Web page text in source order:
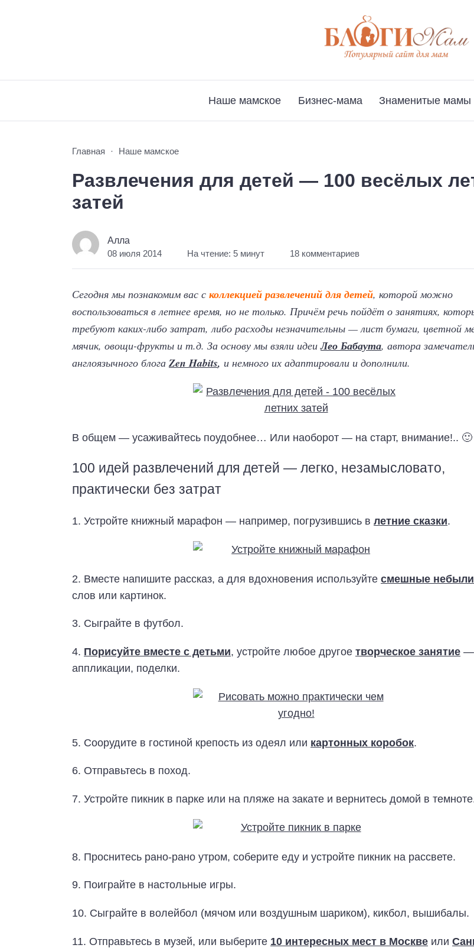
Наше мамское Бизнес-мама Знаменитые мамы
Главная Наше мамское
Развлечения для детей — 100 весёлых
затей
Алла
08 июля 2014 На чтение: 5 минут 18 комментариев
Сегодня мы познакомим вас с коллекцией развлечений для детей, которой можно
воспользоваться в летнее время, но не только. Причём речь пойдёт о занятиях,
требуют каких-либо затрат, либо расходы незначительны — лист бумаги, цветной
мячик, овощи-фрукты и т.д. За основу мы взяли идеиЛео Бабаута, автора
англоязычного блогаZen Habits, и немного их адаптировали и дополнили.
В общем — усаживайтесь поудобнее… Или наоборот — на старт, внимание!.. 🙂
100 идей развлечений для детей — легко, незамысловато,
практически без затрат
1. Устройте книжный марафон — например, погрузившись в летние сказки.
2. Вместе напишите рассказ, а для вдохновения используйте смешные
слов или картинок.
3. Сыграйте в футбол.
4. Порисуйте вместе с детьми, устройте любое другое творческое занятие —
аппликации, поделки.
5. Соорудите в гостиной крепость из одеял или картонных коробок.
6. Отправьтесь в поход.
7. Устройте пикник в парке или на пляже на закате и вернитесь домой в
8. Проснитесь рано-рано утром, соберите еду и устройте пикник на рассвете.
9. Поиграйте в настольные игры.
10. Сыграйте в волейбол (мячом или воздушным шариком), кикбол, вышибалы.
11. Отправьтесь в музей, или выберите 10 интересных мест в Москве или